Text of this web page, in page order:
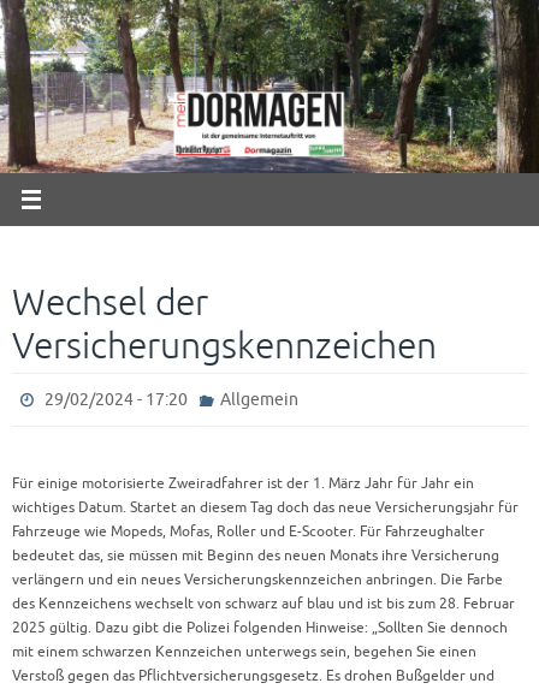
Zum
Inhalt
springen
Wechsel der
Versicherungskennzeichen
29/02/2024 - 17:20 Allgemein
Für einige motorisierte Zweiradfahrer ist der 1. März Jahr für Jahr ein
wichtiges Datum. Startet an diesem Tag doch das neue Versicherungsjahr für
Fahrzeuge wie Mopeds, Mofas, Roller und E-Scooter. Für Fahrzeughalter
bedeutet das, sie müssen mit Beginn des neuen Monats ihre Versicherung
verlängern und ein neues Versicherungskennzeichen anbringen. Die Farbe
des Kennzeichens wechselt von schwarz auf blau und ist bis zum 28. Februar
2025 gültig. Dazu gibt die Polizei folgenden Hinweise: „Sollten Sie dennoch
mit einem schwarzen Kennzeichen unterwegs sein, begehen Sie einen
Verstoß gegen das Pflichtversicherungsgesetz. Es drohen Bußgelder und